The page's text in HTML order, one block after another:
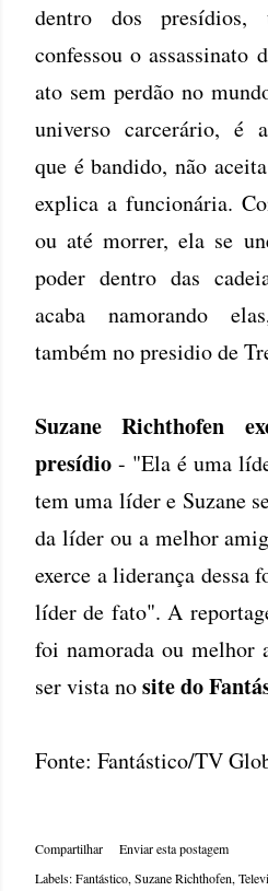
dentro dos
confessou o assassinato
ato sem perdão no
universo carcerário, é
que é bandido, não
explica a funcionária.
ou até morrer, ela se
poder dentro das
acaba namorando
também no presidio de
Suzane Richthofen
presídio - "Ela é uma
tem uma líder e Suzane
da líder ou a melhor
exerce a liderança dessa
líder de fato". A
foi namorada ou melhor
ser vista nosite do
Fonte: Fantástico/TV
Compartilhar
Enviar esta postagem
Labels:Fantástico Suzane Richthofen